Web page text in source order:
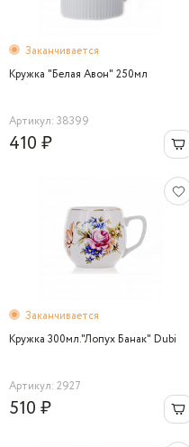
Заканчивается
Кружка "Белая Авон" 250мл
Артикул: 38399
410 ₽
Заканчивается
Кружка 300мл."Лопух Банак" Dubi
Артикул: 2927
510 ₽